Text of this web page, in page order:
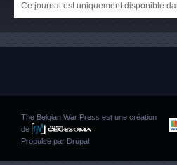
Ce journal est uniquement disponible
The Belgian War Press est une création
de
Propulsé par Drupal